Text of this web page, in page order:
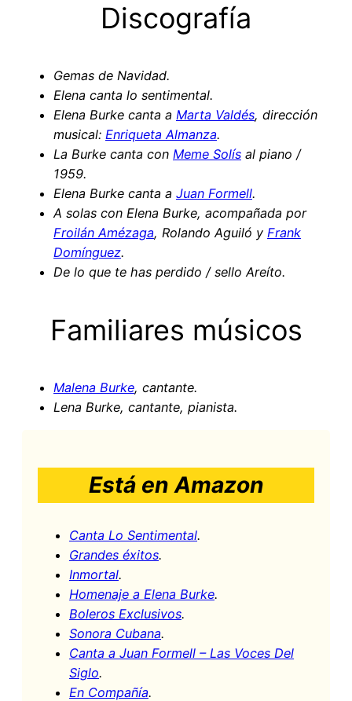
Discografía
Gemas de Navidad.
Elena canta lo sentimental.
Elena Burke canta a Marta Valdés, dirección
musical: Enriqueta Almanza.
La Burke canta con Meme Solís al piano /
1959.
Elena Burke canta a Juan Formell.
A solas con Elena Burke, acompañada por
Froilán Amézaga, Rolando Aguiló y Frank
Domínguez.
De lo que te has perdido / sello Areíto.
Familiares músicos
Malena Burke, cantante.
Lena Burke, cantante, pianista.
Está en Amazon
Canta Lo Sentimental.
Grandes éxitos.
Inmortal.
Homenaje a Elena Burke.
Boleros Exclusivos.
Sonora Cubana.
Canta a Juan Formell – Las Voces Del
Siglo.
En Compañía.